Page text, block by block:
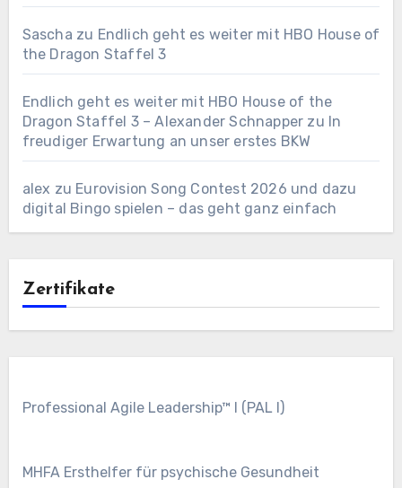
Sascha zu Endlich geht es weiter mit HBO House of
the Dragon Staffel 3
Endlich geht es weiter mit HBO House of the
Dragon Staffel 3 – Alexander Schnapper zu In
freudiger Erwartung an unser erstes BKW
alex zu Eurovision Song Contest 2026 und dazu
digital Bingo spielen – das geht ganz einfach
Zertifikate
Professional Agile Leadership™ I (PAL I)
MHFA Ersthelfer für psychische Gesundheit